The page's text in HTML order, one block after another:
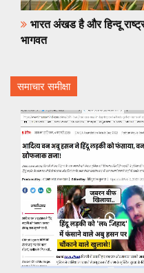
भारत अंखड है और हिन्दू
भागवत
समाचार समीक्षा